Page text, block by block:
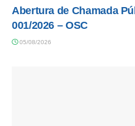
Abertura de Chamada
001/2026 – OSC
05/08/2026